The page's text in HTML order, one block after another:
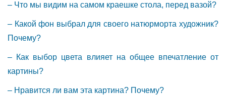
– Что мы видим на самом краешке стола, перед вазой?
– Какой фон выбрал для своего натюрморта художник?
Почему?
– Как выбор цвета влияет на общее впечатление от
картины?
– Нравится ли вам эта картина? Почему?